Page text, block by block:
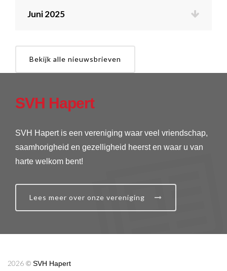
Juni 2025
Bekijk alle nieuwsbrieven
SVH Hapert
SVH Hapert is een vereniging waar veel vriendschap,
saamhorigheid en gezelligheid heerst en waar u van
harte welkom bent!
Lees meer over onze vereniging
2026 © SVH Hapert